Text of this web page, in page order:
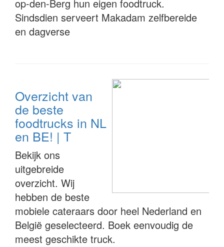
op-den-Berg hun eigen foodtruck.
Sindsdien serveert Makadam zelfbereide
en dagverse
Overzicht van
de beste
foodtrucks in NL
en BE! | T
Bekijk ons
uitgebreide
overzicht. Wij
hebben de beste
mobiele cateraars door heel Nederland en
België geselecteerd. Boek eenvoudig de
meest geschikte truck.